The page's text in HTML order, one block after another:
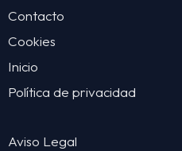
Contacto
Cookies
Inicio
Política de privacidad
Aviso Legal